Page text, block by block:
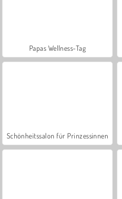
Papas Wellness-Tag
Schönheitssalon für Prinzessinnen